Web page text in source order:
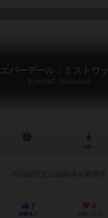
エバーデール：ミストウ
Everdell: Mistwood
7
経験あり
4
お気に入り